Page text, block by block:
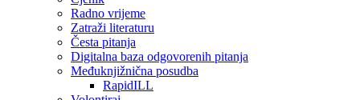
Radno vrijeme
Zatraži literaturu
Česta pitanja
Digitalna baza odgovorenih pitanja
Međuknjižnična posudba
RapidILL